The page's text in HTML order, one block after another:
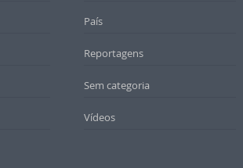
País
Reportagens
Sem categoria
Vídeos